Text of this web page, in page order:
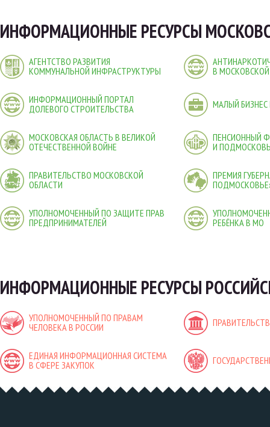
ИНФОРМАЦИОННЫЕ РЕСУРСЫ
АГЕНТСТВО РАЗВИТИЯ
КОММУНАЛЬНОЙ ИНФРАСТРУКТУРЫ
В
ИНФОРМАЦИОННЫЙ ПОРТАЛ
ДОЛЕВОГО СТРОИТЕЛЬСТВА
МАЛЫЙ
МОСКОВСКАЯ ОБЛАСТЬ В ВЕЛИКОЙ
ОТЕЧЕСТВЕННОЙ ВОЙНЕ
ПЕНСИОННЫЙ
И
ПРАВИТЕЛЬСТВО МОСКОВСКОЙ
ОБЛАСТИ
ПРЕМИЯ
УПОЛНОМОЧЕННЫЙ ПО ЗАЩИТЕ ПРАВ
ПРЕДПРИНИМАТЕЛЕЙ
РЕБЁНКА В МО
ИНФОРМАЦИОННЫЕ РЕСУРСЫ
УПОЛНОМОЧЕННЫЙ ПО ПРАВАМ
ЧЕЛОВЕКА В РОССИИ
ЕДИНАЯ ИНФОРМАЦИОННАЯ СИСТЕМА
В СФЕРЕ ЗАКУПОК